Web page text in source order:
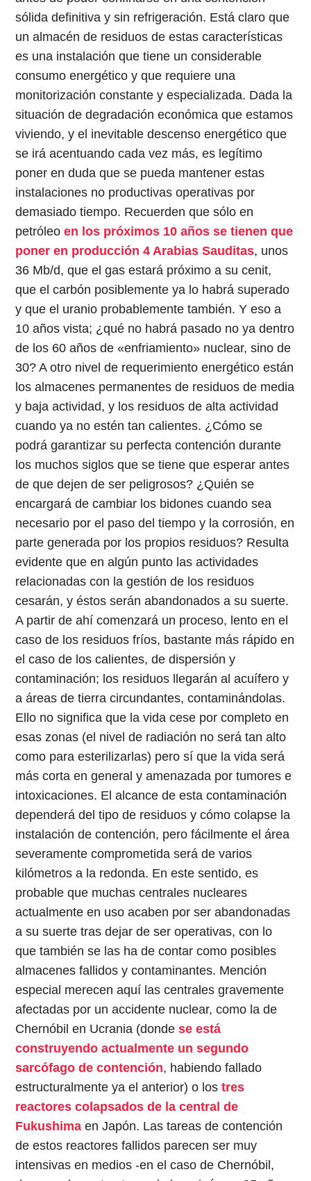
sólida definitiva y sin refrigeración. Está claro que
un almacén de residuos de estas características
es una instalación que tiene un considerable
consumo energético y que requiere una
monitorización constante y especializada. Dada la
situación de degradación económica que estamos
viviendo, y el inevitable descenso energético que
se irá acentuando cada vez más, es legítimo
poner en duda que se pueda mantener estas
instalaciones no productivas operativas por
demasiado tiempo. Recuerden que sólo en
petróleoen los próximos 10 años se tienen que
poner en producción 4 Arabias Sauditas, unos
36 Mb/d, que el gas estará próximo a su cenit,
que el carbón posiblemente ya lo habrá superado
y que el uranio probablemente también. Y eso a
10 años vista; ¿qué no habrá pasado no ya dentro
de los 60 años de «enfriamiento» nuclear, sino de
30? A otro nivel de requerimiento energético están
los almacenes permanentes de residuos de media
y baja actividad, y los residuos de alta actividad
cuando ya no estén tan calientes. ¿Cómo se
podrá garantizar su perfecta contención durante
los muchos siglos que se tiene que esperar antes
de que dejen de ser peligrosos? ¿Quién se
encargará de cambiar los bidones cuando sea
necesario por el paso del tiempo y la corrosión, en
parte generada por los propios residuos? Resulta
evidente que en algún punto las actividades
relacionadas con la gestión de los residuos
cesarán, y éstos serán abandonados a su suerte.
A partir de ahí comenzará un proceso, lento en el
caso de los residuos fríos, bastante más rápido en
el caso de los calientes, de dispersión y
contaminación; los residuos llegarán al acuífero y
a áreas de tierra circundantes, contaminándolas.
Ello no significa que la vida cese por completo en
esas zonas (el nivel de radiación no será tan alto
como para esterilizarlas) pero sí que la vida será
más corta en general y amenazada por tumores e
intoxicaciones. El alcance de esta contaminación
dependerá del tipo de residuos y cómo colapse la
instalación de contención, pero fácilmente el área
severamente comprometida será de varios
kilómetros a la redonda. En este sentido, es
probable que muchas centrales nucleares
actualmente en uso acaben por ser abandonadas
a su suerte tras dejar de ser operativas, con lo
que también se las ha de contar como posibles
almacenes fallidos y contaminantes. Mención
especial merecen aquí las centrales gravemente
afectadas por un accidente nuclear, como la de
Chernóbil en Ucrania (dondese está
construyendo actualmente un segundo
sarcófago de contención, habiendo fallado
estructuralmente ya el anterior) o lostres
reactores colapsados de la central de
Fukushima en Japón. Las tareas de contención
de estos reactores fallidos parecen ser muy
intensivas en medios -en el caso de Chernóbil,